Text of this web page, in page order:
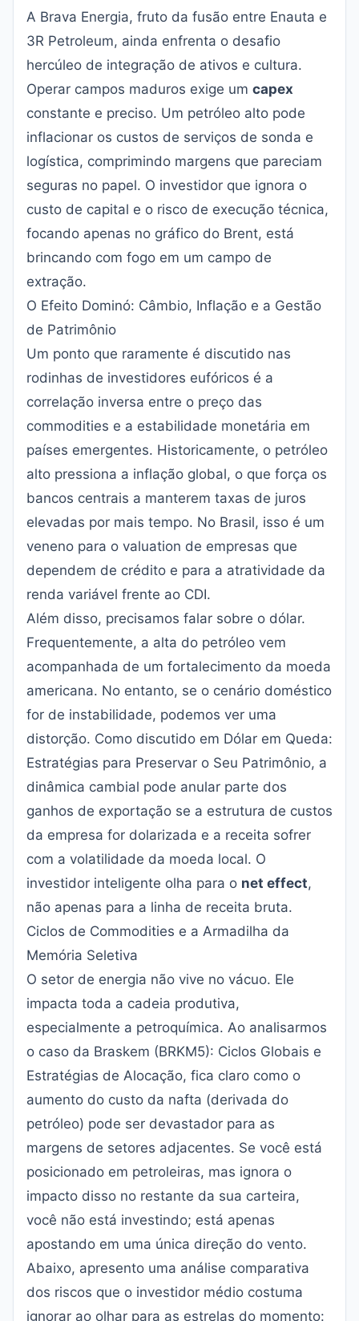
A Brava Energia, fruto da fusão entre Enauta e
3R Petroleum, ainda enfrenta o desafio
hercúleo de integração de ativos e cultura.
Operar campos maduros exige um capex
constante e preciso. Um petróleo alto pode
inflacionar os custos de serviços de sonda e
logística, comprimindo margens que pareciam
seguras no papel. O investidor que ignora o
custo de capital e o risco de execução técnica,
focando apenas no gráfico do Brent, está
brincando com fogo em um campo de
extração.
O Efeito Dominó: Câmbio, Inflação e a Gestão
de Patrimônio
Um ponto que raramente é discutido nas
rodinhas de investidores eufóricos é a
correlação inversa entre o preço das
commodities e a estabilidade monetária em
países emergentes. Historicamente, o petróleo
alto pressiona a inflação global, o que força os
bancos centrais a manterem taxas de juros
elevadas por mais tempo. No Brasil, isso é um
veneno para o valuation de empresas que
dependem de crédito e para a atratividade da
renda variável frente ao CDI.
Além disso, precisamos falar sobre o dólar.
Frequentemente, a alta do petróleo vem
acompanhada de um fortalecimento da moeda
americana. No entanto, se o cenário doméstico
for de instabilidade, podemos ver uma
distorção. Como discutido em Dólar em Queda:
Estratégias para Preservar o Seu Patrimônio, a
dinâmica cambial pode anular parte dos
ganhos de exportação se a estrutura de custos
da empresa for dolarizada e a receita sofrer
com a volatilidade da moeda local. O
investidor inteligente olha para o net effect,
não apenas para a linha de receita bruta.
Ciclos de Commodities e a Armadilha da
Memória Seletiva
O setor de energia não vive no vácuo. Ele
impacta toda a cadeia produtiva,
especialmente a petroquímica. Ao analisarmos
o caso da Braskem (BRKM5): Ciclos Globais e
Estratégias de Alocação, fica claro como o
aumento do custo da nafta (derivada do
petróleo) pode ser devastador para as
margens de setores adjacentes. Se você está
posicionado em petroleiras, mas ignora o
impacto disso no restante da sua carteira,
você não está investindo; está apenas
apostando em uma única direção do vento.
Abaixo, apresento uma análise comparativa
dos riscos que o investidor médio costuma
ignorar ao olhar para as estrelas do momento: